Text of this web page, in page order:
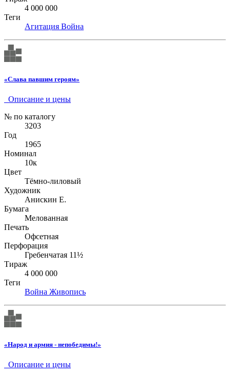
4 000 000
Теги
Агитация Война
«Слава павшим героям»
Описание и цены
№ по каталогу
3203
Год
1965
Номинал
10к
Цвет
Тёмно-лиловый
Художник
Анискин Е.
Бумага
Мелованная
Печать
Офсетная
Перфорация
Гребенчатая 11½
Тираж
4 000 000
Теги
Война Живопись
«Народ и армия - непобедимы!»
Описание и цены